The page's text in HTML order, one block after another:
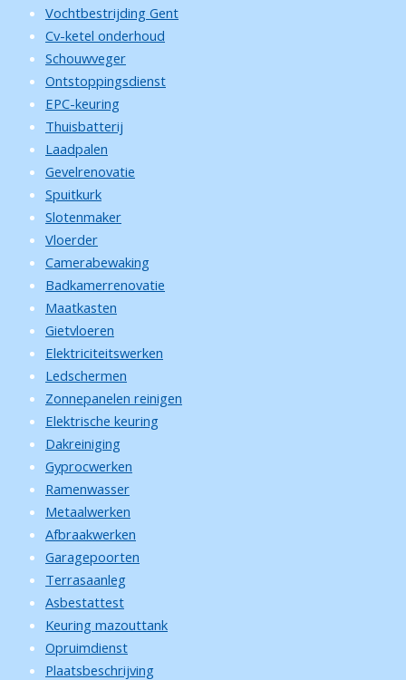
Vochtbestrijding Gent
Cv-ketel onderhoud
Schouwveger
Ontstoppingsdienst
EPC-keuring
Thuisbatterij
Laadpalen
Gevelrenovatie
Spuitkurk
Slotenmaker
Vloerder
Camerabewaking
Badkamerrenovatie
Maatkasten
Gietvloeren
Elektriciteitswerken
Ledschermen
Zonnepanelen reinigen
Elektrische keuring
Dakreiniging
Gyprocwerken
Ramenwasser
Metaalwerken
Afbraakwerken
Garagepoorten
Terrasaanleg
Asbestattest
Keuring mazouttank
Opruimdienst
Plaatsbeschrijving